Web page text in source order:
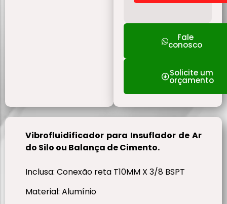
Fale
conosco
Solicite um
orçamento
Vibrofluidificador para Insuflador de Ar
do Silo ou Balança de Cimento.
Inclusa: Conexão reta T10MM X 3/8 BSPT
Material: Alumínio